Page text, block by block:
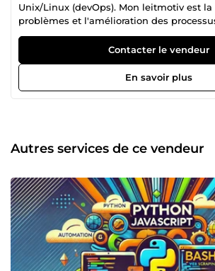
Unix/Linux (devOps). Mon leitmotiv est
problèmes et l'amélioration des
l'Automatisation. Bonne connaissance IT.
Contacter le vendeur
En savoir plus
Autres services de ce vendeur